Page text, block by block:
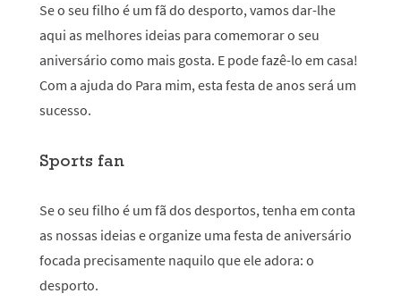
Se o seu filho é um fã do desporto, vamos dar-lhe
aqui as melhores ideias para comemorar o seu
aniversário como mais gosta. E pode fazê-lo em casa!
Com a ajuda do Para mim, esta festa de anos será um
sucesso.
Sports fan
Se o seu filho é um fã dos desportos, tenha em conta
as nossas ideias e organize uma festa de aniversário
focada precisamente naquilo que ele adora: o
desporto.